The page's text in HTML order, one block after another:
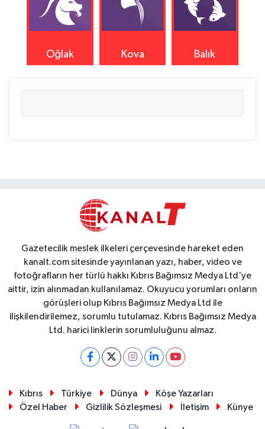
Oğlak Kova Balık
Gazetecilik meslek ilkeleri çerçevesinde hareket eden
kanalt.com sitesinde yayınlanan yazı, haber, video ve
fotoğrafların her türlü hakkı Kıbrıs Bağımsız Medya Ltd'ye
aittir, izin alınmadan kullanılamaz. Okuyucu yorumları onların
görüşleri olup Kıbrıs Bağımsız Medya Ltd ile
ilişkilendirilemez, sorumlu tutulamaz. Kıbrıs Bağımsız Medya
Ltd. harici linklerin sorumluluğunu almaz.
Kıbrıs Türkiye Dünya
Köşe Yazarları
Özel Haber
Gizlilik Sözleşmesi İletişim Künye